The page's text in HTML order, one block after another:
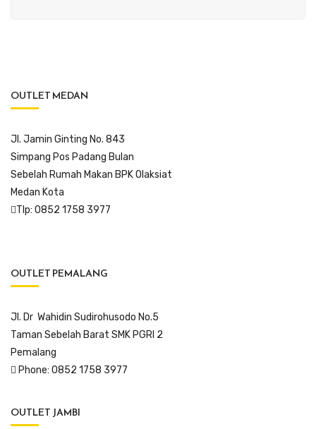
OUTLET MEDAN
Jl. Jamin Ginting No. 843
Simpang Pos Padang Bulan
Sebelah Rumah Makan BPK Olaksiat
Medan Kota
Tlp: 0852 1758 3977
OUTLET PEMALANG
Jl. Dr Wahidin Sudirohusodo No.5
Taman Sebelah Barat SMK PGRI 2
Pemalang
Phone: 0852 1758 3977
OUTLET JAMBI